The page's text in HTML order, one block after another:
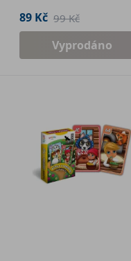
89 Kč 99 Kč
Vyprodáno